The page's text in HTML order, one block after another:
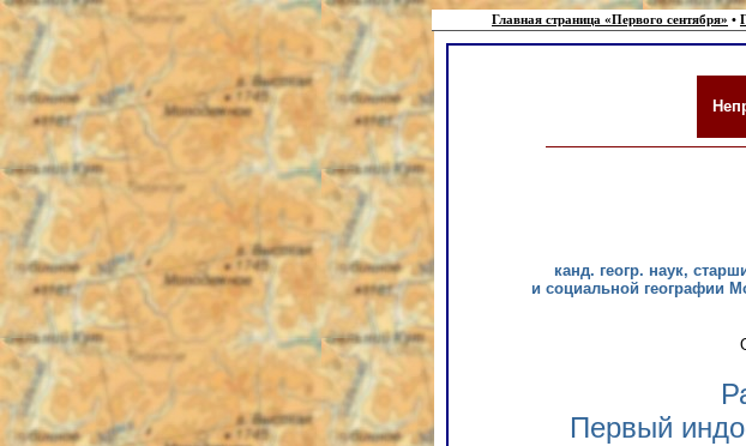
Главная страница «Первого сентября» •
канд. геогр. наук,
и социальной географии
Первый